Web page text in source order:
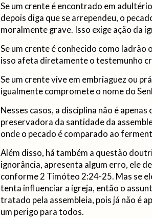
Se um crente é encontrado em
depois diga que se arrependeu, o
moralmente grave. Isso exige ação da
Se um crente é conhecido como ladrão
isso afeta diretamente o testemunho
Se um crente vive em embriaguez ou
igualmente compromete o nome do
Nesses casos, a disciplina não é
preservadora da santidade da
onde o pecado é comparado ao
Além disso, há também a questão
ignorância, apresenta algum erro, ele
conforme 2 Timóteo 2:24-25. Mas se
tenta influenciar a igreja, então o
tratado pela assembleia, pois já não é
um perigo para todos.